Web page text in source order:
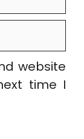
website
time I